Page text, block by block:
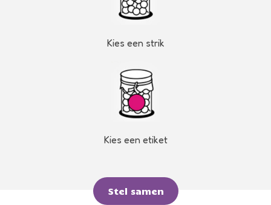
Kies een strik
Kies een etiket
Stel samen